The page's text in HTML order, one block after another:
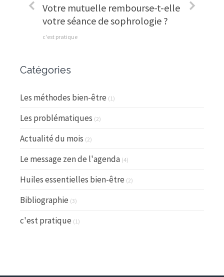
Votre mutuelle rembourse-t-elle
votre séance de sophrologie ?
c'est pratique
Catégories
Les méthodes bien-être (1)
Les problématiques (2)
Actualité du mois (2)
Le message zen de l'agenda (4)
Huiles essentielles bien-être (2)
Bibliographie (3)
c'est pratique (1)